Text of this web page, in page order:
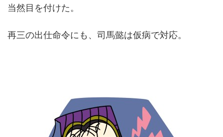
当然目を付けた。
再三の出仕命令にも、司馬懿は仮病で対応。